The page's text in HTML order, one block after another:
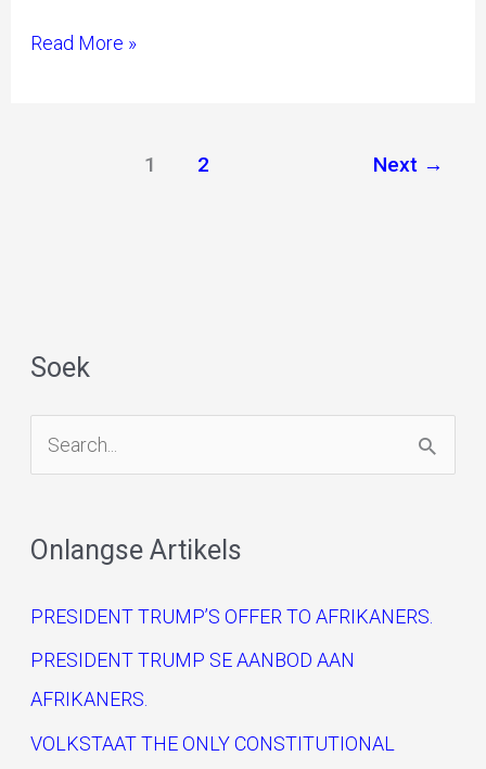
Read More »
1 2 Next →
Soek
c
Onlangse Artikels
PRESIDENT TRUMP’S OFFER TO AFRIKANERS.
PRESIDENT TRUMP SE AANBOD AAN
AFRIKANERS.
VOLKSTAAT THE ONLY CONSTITUTIONAL